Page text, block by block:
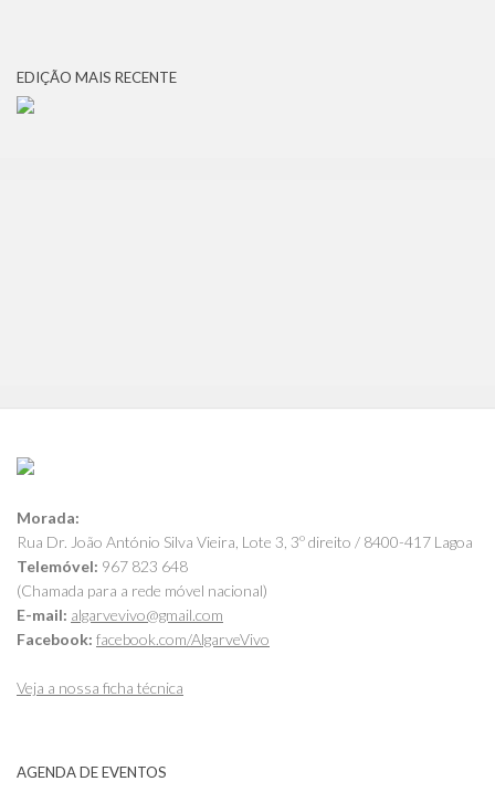
EDIÇÃO MAIS RECENTE
Morada:
Rua Dr. João António Silva Vieira, Lote 3, 3º direito / 8400-417 Lagoa
Telemóvel: 967 823 648
(Chamada para a rede móvel nacional)
E-mail: algarvevivo@gmail.com
Facebook: facebook.com/AlgarveVivo
Veja a nossa ficha técnica
AGENDA DE EVENTOS